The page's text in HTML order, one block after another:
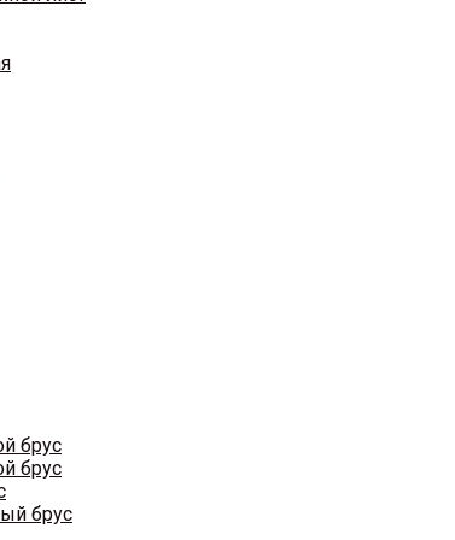
брус
брус
брус